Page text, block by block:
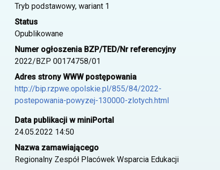
Tryb podstawowy, wariant 1
Status
Opublikowane
Numer ogłoszenia BZP/TED/Nr referencyjny
2022/BZP 00174758/01
Adres strony WWW postępowania
http://bip.rzpwe.opolskie.pl/855/84/2022-
postepowania-powyzej-130000-zlotych.html
Data publikacji w miniPortal
24.05.2022 14:50
Nazwa zamawiającego
Regionalny Zespół Placówek Wsparcia Edukacji